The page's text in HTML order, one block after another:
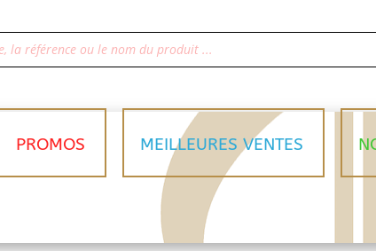
PROMOS MEILLEURES VENTES